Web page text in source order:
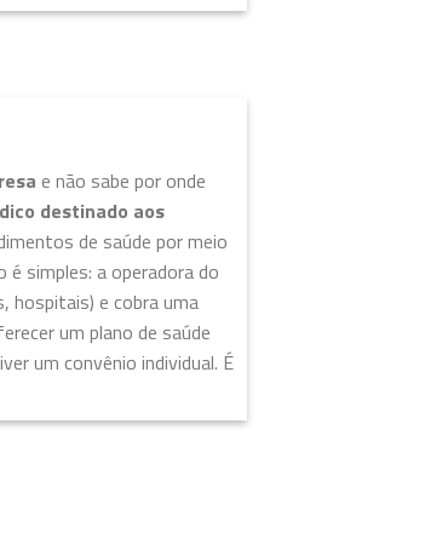
e não sabe por onde
destinado aos
de saúde por meio
simples: a operadora do
hospitais) e cobra uma
um plano de saúde
um convênio individual. É